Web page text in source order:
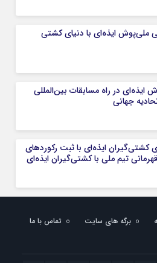
ملی‌پوش ایذه‌ای با دنیای کشتی
ایذه‌ای در راه مسابقات بین‌المللی
جهانی
کشتی‌گیران ایذه‌ای با ثبت رکوردهای
تیم ملی با کشتی‌گیران ایذه‌ای
برگه های سایت
تماس با ما